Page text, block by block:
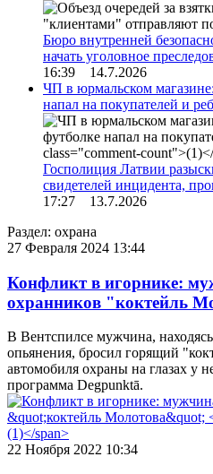
Бюро внутренней
начать уголовное
16:39 14.7.2026
ЧП в юрмальском
напал на покупателей и
Госполиция Латвии
свидетелей инцидента,
17:27 13.7.2026
Раздел: охрана
27 Февраля 2024 13:44
Конфликт в игорнике:
охранников "коктейль
В Вентспилсе мужчина,
опьянения, бросил горящий
автомобиля охраны на глазах у
программа Degpunktā.
22 Ноября 2022 10:34